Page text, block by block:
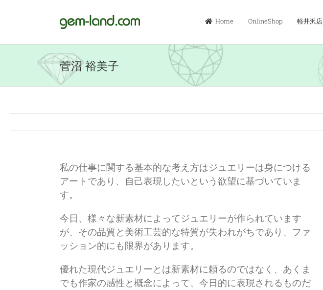
Home OnlineShop 軽井沢店
菅沼 裕美子
私の仕事に関する基本的な考え方はジュエリーは身につける
アートであり、自己表現したいという欲望に基づいていま
す。
今日、様々な新素材によってジュエリーが作られています
が、その品質と美術工芸的な特質が失われがちであり、ファ
ッション的にも限界があります。
優れた現代ジュエリーとは新素材に頼るのではなく、あくま
でも作家の感性と概念によって、今日的に表現されるものだ